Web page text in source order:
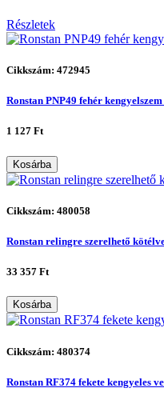
Részletek
Cikkszám: 472945
Ronstan PNP49 fehér
1 127 Ft
Kosárba
Cikkszám: 480058
Ronstan relingre szerelhető
33 357 Ft
Kosárba
Cikkszám: 480374
Ronstan RF374 fekete kengyeles